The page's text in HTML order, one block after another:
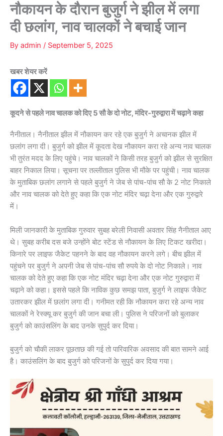
नौकायन के दौरान बुजुर्ग ने झील में लगा
दी छलांग, नाव चालकों ने बचाई जान
By admin / September 5, 2025
खबर शेयर करें
कूदने से पहले नाव चालक को दिए 5 सौ के दो नोट, मंदिर-गुरुद्वारा में चढ़ाने कहा
नैनीताल। नैनीताल झील में नौकायन कर रहे एक बुजुर्ग ने अचानक झील में
छलांग लगा दी। बुजुर्ग को झील में कूदता देख नौकायन करा रहे अन्य नाव चालक
भी तुरंत मदद के लिए पहुंचे। नाव चालकों ने किसी तरह बुजुर्ग को झील से सुरक्षित
बाहर निकाल लिया। सूचना पर तल्लीताल पुलिस भी मौके पर पहुंची। नाव चालक
के मुताबिक छलांग लगाने से पहले बुजुर्ग ने जेब से पांच-पांच सौ के 2 नोट निकाले
और नाव चालक को देते हुए कहा कि एक नोट मंदिर चढ़ा देना और एक गुरुद्वारे
में।
मिली जानकारी के मुताबिक गुरुवार सुबह बरेली निवासी अवतार सिंह नैनीताल आए
थे। सुबह करीब दस बजे उन्होंने बोट स्टेंड से नौकायन के लिए टिकट खरीदा।
किनारे पर लाइफ जैकेट पहनने के बाद वह नौकायन करने लगे। बीच झील में
पहुंचने पर बुजुर्ग ने अपनी जेब से पांच-पांच सौ रुपये के दो नोट निकाले। नाव
चालक को देते हुए कहा कि एक नोट मंदिर चढ़ा देना और एक नोट गुरुद्वारा में
चढ़ाने को कहा। इससे पहले कि नाविक कुछ समझ पाता, बुजुर्ग ने लाइफ जैकेट
उतारकर झील में छलांग लगा दी। गनीमत रही कि नौकायन करा रहे अन्य नाव
चालकों ने रेस्क्यू कर बुजुर्ग की जान बचा ली। पुलिस ने परिजनोंं को बुलाकर
बुजुर्ग को काउंसलिंग के बाद उनके सुपुर्द कर दिया।
बुजुर्ग को चौकी लाकर पूछताछ की गई तो पारिवारिक अवसाद की बात सामने आई
है। काउंसलिंग के बाद बुजुर्ग को परिजनों के सुपुर्द कर दिया गया।